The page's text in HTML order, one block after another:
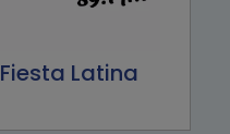
Fiesta Latina